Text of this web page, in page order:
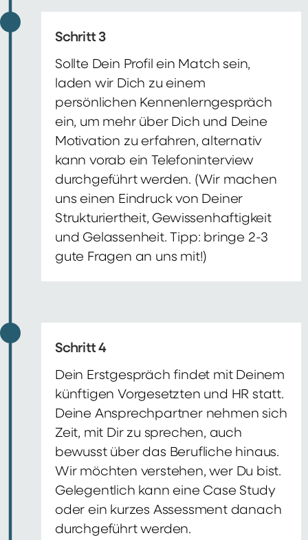
Schritt 3
Sollte Dein Profil ein Match sein,
laden wir Dich zu einem
persönlichen Kennenlerngespräch
ein, um mehr über Dich und Deine
Motivation zu erfahren, alternativ
kann vorab ein Telefoninterview
durchgeführt werden. (Wir machen
uns einen Eindruck von Deiner
Strukturiertheit, Gewissenhaftigkeit
und Gelassenheit. Tipp: bringe 2-3
gute Fragen an uns mit!)
Schritt 4
Dein Erstgespräch findet mit Deinem
künftigen Vorgesetzten und HR statt.
Deine Ansprechpartner nehmen sich
Zeit, mit Dir zu sprechen, auch
bewusst über das Berufliche hinaus.
Wir möchten verstehen, wer Du bist.
Gelegentlich kann eine Case Study
oder ein kurzes Assessment danach
durchgeführt werden.